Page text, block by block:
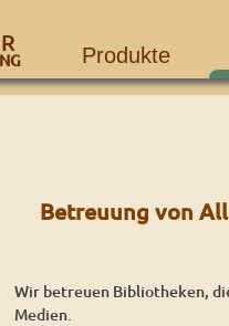
Produkte
Betreuung von
Wir betreuen Bibliotheken,
Medien.